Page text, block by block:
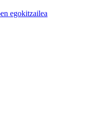
egokitzailea